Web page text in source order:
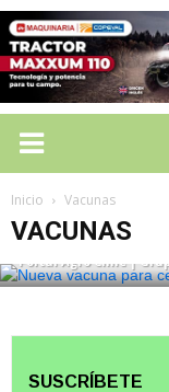
Inicio Vacunas
VACUNAS
VACUNAS
En Chile
cerdos contra
Leptospirosis
Portal Agro Chile |
SUSCRÍBETE